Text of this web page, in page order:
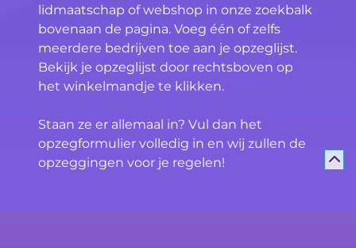
lidmaatschap of webshop in onze zoekbalk
bovenaan de pagina. Voeg één of zelfs
meerdere bedrijven toe aan je opzeglijst.
Bekijk je opzeglijst door rechtsboven op
het winkelmandje te klikken.
Staan ze er allemaal in? Vul dan het
opzegformulier volledig in en wij zullen de
opzeggingen voor je regelen!